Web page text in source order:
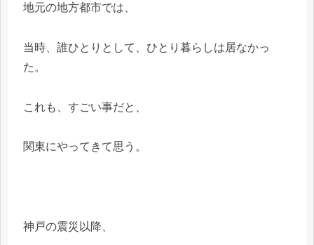
地元の地方都市では、
当時、誰ひとりとして、ひとり暮らしは居なかっ
た。
これも、すごい事だと、
関東にやってきて思う。
神戸の震災以降、